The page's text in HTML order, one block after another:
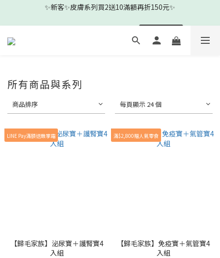
🎉新客下單即贈新客見面禮-沐浴清耳組🎉
4
2
日
2
0
2
0
時
13
1
分
6
4
8
6
5
秒
🎉新客下單即贈新客見面禮-沐浴清耳組🎉
所有商品與系列
商品排序 每頁顯示 24 個
LINE Pay滿額送嫩掌霜
【歸毛家族】泌尿寶＋護腎寶4
入組
滿$2,800贈人氣零食
【歸毛家族】免疫寶＋氣管寶4
入組